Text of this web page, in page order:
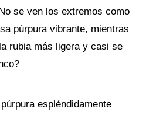
se ven los extremos como
púrpura vibrante, mientras
rubia más ligera y casi se
espléndidamente